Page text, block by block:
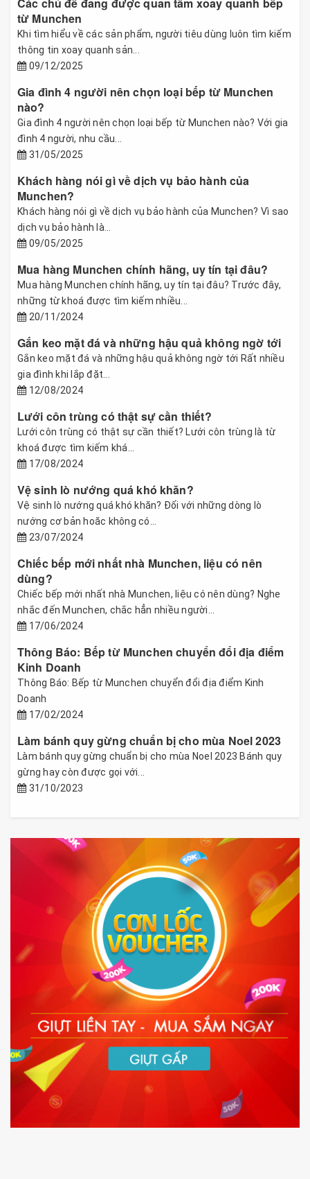
Các chủ đề đang được quan tâm xoay quanh bếp
từ Munchen
Khi tìm hiểu về các sản phẩm, người tiêu dùng luôn tìm kiếm
thông tin xoay quanh sản...
09/12/2025
Gia đình 4 người nên chọn loại bếp từ Munchen
nào?
Gia đình 4 người nên chọn loại bếp từ Munchen nào? Với gia
đình 4 người, nhu cầu...
31/05/2025
Khách hàng nói gì về dịch vụ bảo hành của
Munchen?
Khách hàng nói gì về dịch vụ bảo hành của Munchen? Vì sao
dịch vụ bảo hành là...
09/05/2025
Mua hàng Munchen chính hãng, uy tín tại đâu?
Mua hàng Munchen chính hãng, uy tín tại đâu? Trước đây,
những từ khoá được tìm kiếm nhiều...
20/11/2024
Gắn keo mặt đá và những hậu quả không ngờ tới
Gắn keo mặt đá và những hậu quả không ngờ tới Rất nhiều
gia đình khi lắp đặt...
12/08/2024
Lưới côn trùng có thật sự cần thiết?
Lưới côn trùng có thật sự cần thiết? Lưới côn trùng là từ
khoá được tìm kiếm khá...
17/08/2024
Vệ sinh lò nướng quá khó khăn?
Vệ sinh lò nướng quá khó khăn? Đối với những dòng lò
nướng cơ bản hoăc không có...
23/07/2024
Chiếc bếp mới nhất nhà Munchen, liệu có nên
dùng?
Chiếc bếp mới nhất nhà Munchen, liệu có nên dùng? Nghe
nhắc đến Munchen, chắc hẳn nhiều người...
17/06/2024
Thông Báo: Bếp từ Munchen chuyển đổi địa điểm
Kinh Doanh
Thông Báo: Bếp từ Munchen chuyển đổi địa điểm Kinh
Doanh
17/02/2024
Làm bánh quy gừng chuẩn bị cho mùa Noel 2023
Làm bánh quy gừng chuẩn bị cho mùa Noel 2023 Bánh quy
gừng hay còn được gọi với...
31/10/2023